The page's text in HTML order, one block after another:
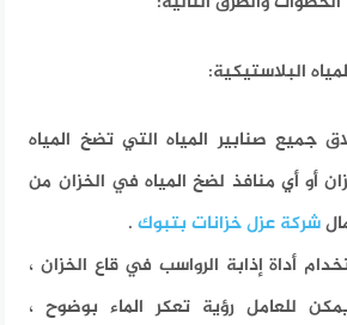
البلاستيكية:
جميع صنابير المياه التي تضخ المياه
أو أي منافذ لضخ المياه في الخزان من
شركة عزل خزانات بتبوك .
أداة إذابة الرواسب في قاع الخزان ،
للعامل رؤية تعكر الماء بوضوح ،